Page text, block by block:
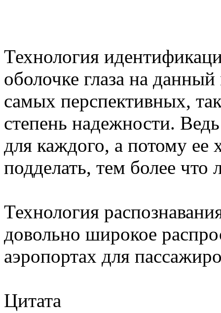
Технология
оболочке глаза на
самых перспективных,
степень надежности.
для каждого, а потому ее
подделать, тем более
Технология
довольно широкое
аэропортах для
Цитата